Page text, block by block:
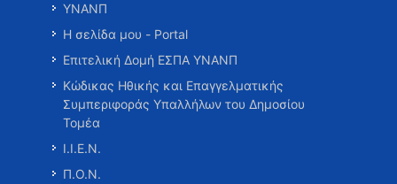
ΥΝΑΝΠ
Η σελίδα μου - Portal
Επιτελική Δομή ΕΣΠΑ ΥΝΑΝΠ
Κώδικας Ηθικής και Επαγγελματικής
Συμπεριφοράς Υπαλλήλων του Δημοσίου
Τομέα
Ι.Ι.Ε.Ν.
Π.Ο.Ν.